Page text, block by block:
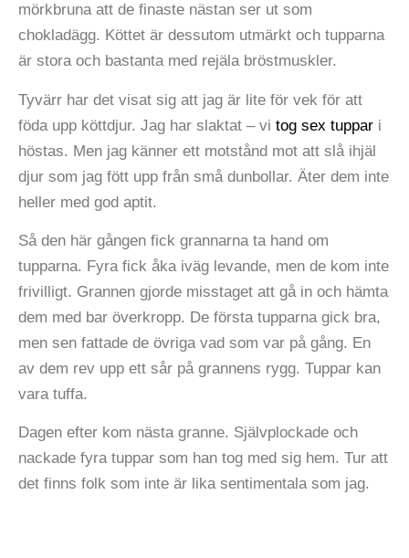
mörkbruna att de finaste nästan ser ut som
chokladägg. Köttet är dessutom utmärkt och tupparna
är stora och bastanta med rejäla bröstmuskler.
Tyvärr har det visat sig att jag är lite för vek för att
föda upp köttdjur. Jag har slaktat – vi tog sex tuppar i
höstas. Men jag känner ett motstånd mot att slå ihjäl
djur som jag fött upp från små dunbollar. Äter dem inte
heller med god aptit.
Så den här gången fick grannarna ta hand om
tupparna. Fyra fick åka iväg levande, men de kom inte
frivilligt. Grannen gjorde misstaget att gå in och hämta
dem med bar överkropp. De första tupparna gick bra,
men sen fattade de övriga vad som var på gång. En
av dem rev upp ett sår på grannens rygg. Tuppar kan
vara tuffa.
Dagen efter kom nästa granne. Självplockade och
nackade fyra tuppar som han tog med sig hem. Tur att
det finns folk som inte är lika sentimentala som jag.